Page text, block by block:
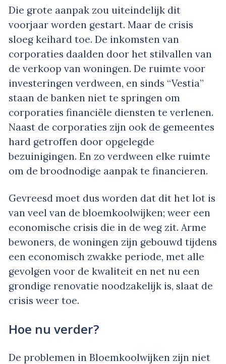
Die grote aanpak zou uiteindelijk dit
voorjaar worden gestart. Maar de crisis
sloeg keihard toe. De inkomsten van
corporaties daalden door het stilvallen van
de verkoop van woningen. De ruimte voor
investeringen verdween, en sinds “Vestia”
staan de banken niet te springen om
corporaties financiële diensten te verlenen.
Naast de corporaties zijn ook de gemeentes
hard getroffen door opgelegde
bezuinigingen. En zo verdween elke ruimte
om de broodnodige aanpak te financieren.
Gevreesd moet dus worden dat dit het lot is
van veel van de bloemkoolwijken; weer een
economische crisis die in de weg zit. Arme
bewoners, de woningen zijn gebouwd tijdens
een economisch zwakke periode, met alle
gevolgen voor de kwaliteit en net nu een
grondige renovatie noodzakelijk is, slaat de
crisis weer toe.
Hoe nu verder?
De problemen in Bloemkoolwijken zijn niet